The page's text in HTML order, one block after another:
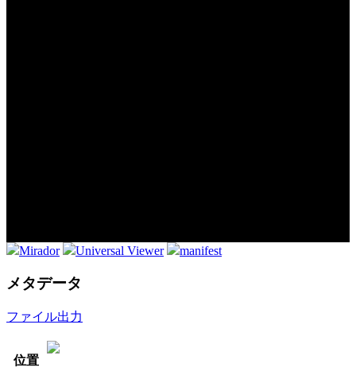
Mirador Universal Viewer manifest
メタデータ
ファイル出力
位置